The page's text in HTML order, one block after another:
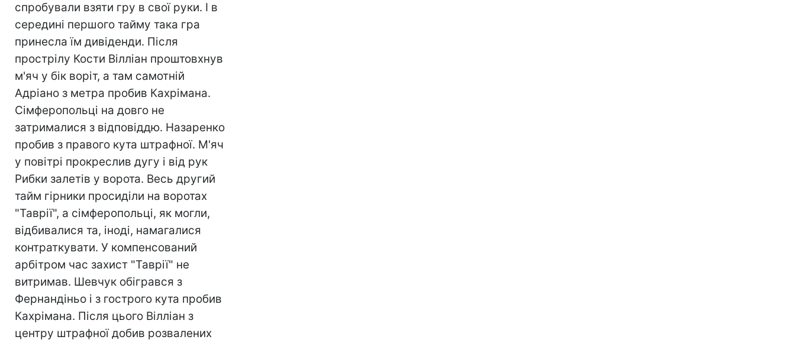
спробували взяти гру в свої руки. І в
середині першого тайму така гра
принесла їм дивіденди. Після
прострілу Кости Вілліан проштовхнув
м'яч у бік воріт, а там самотній
Адріано з метра пробив Кахрімана.
Сімферопольці на довго не
затрималися з відповіддю. Назаренко
пробив з правого кута штрафної. М'яч
у повітрі прокреслив дугу і від рук
Рибки залетів у ворота. Весь другий
тайм гірники просиділи на воротах
"Таврії", а сімферопольці, як могли,
відбивалися та, іноді, намагалися
контраткувати. У компенсований
арбітром час захист "Таврії" не
витримав. Шевчук обігрався з
Фернандіньо і з гострого кута пробив
Кахрімана. Після цього Вілліан з
центру штрафної добив розвалених